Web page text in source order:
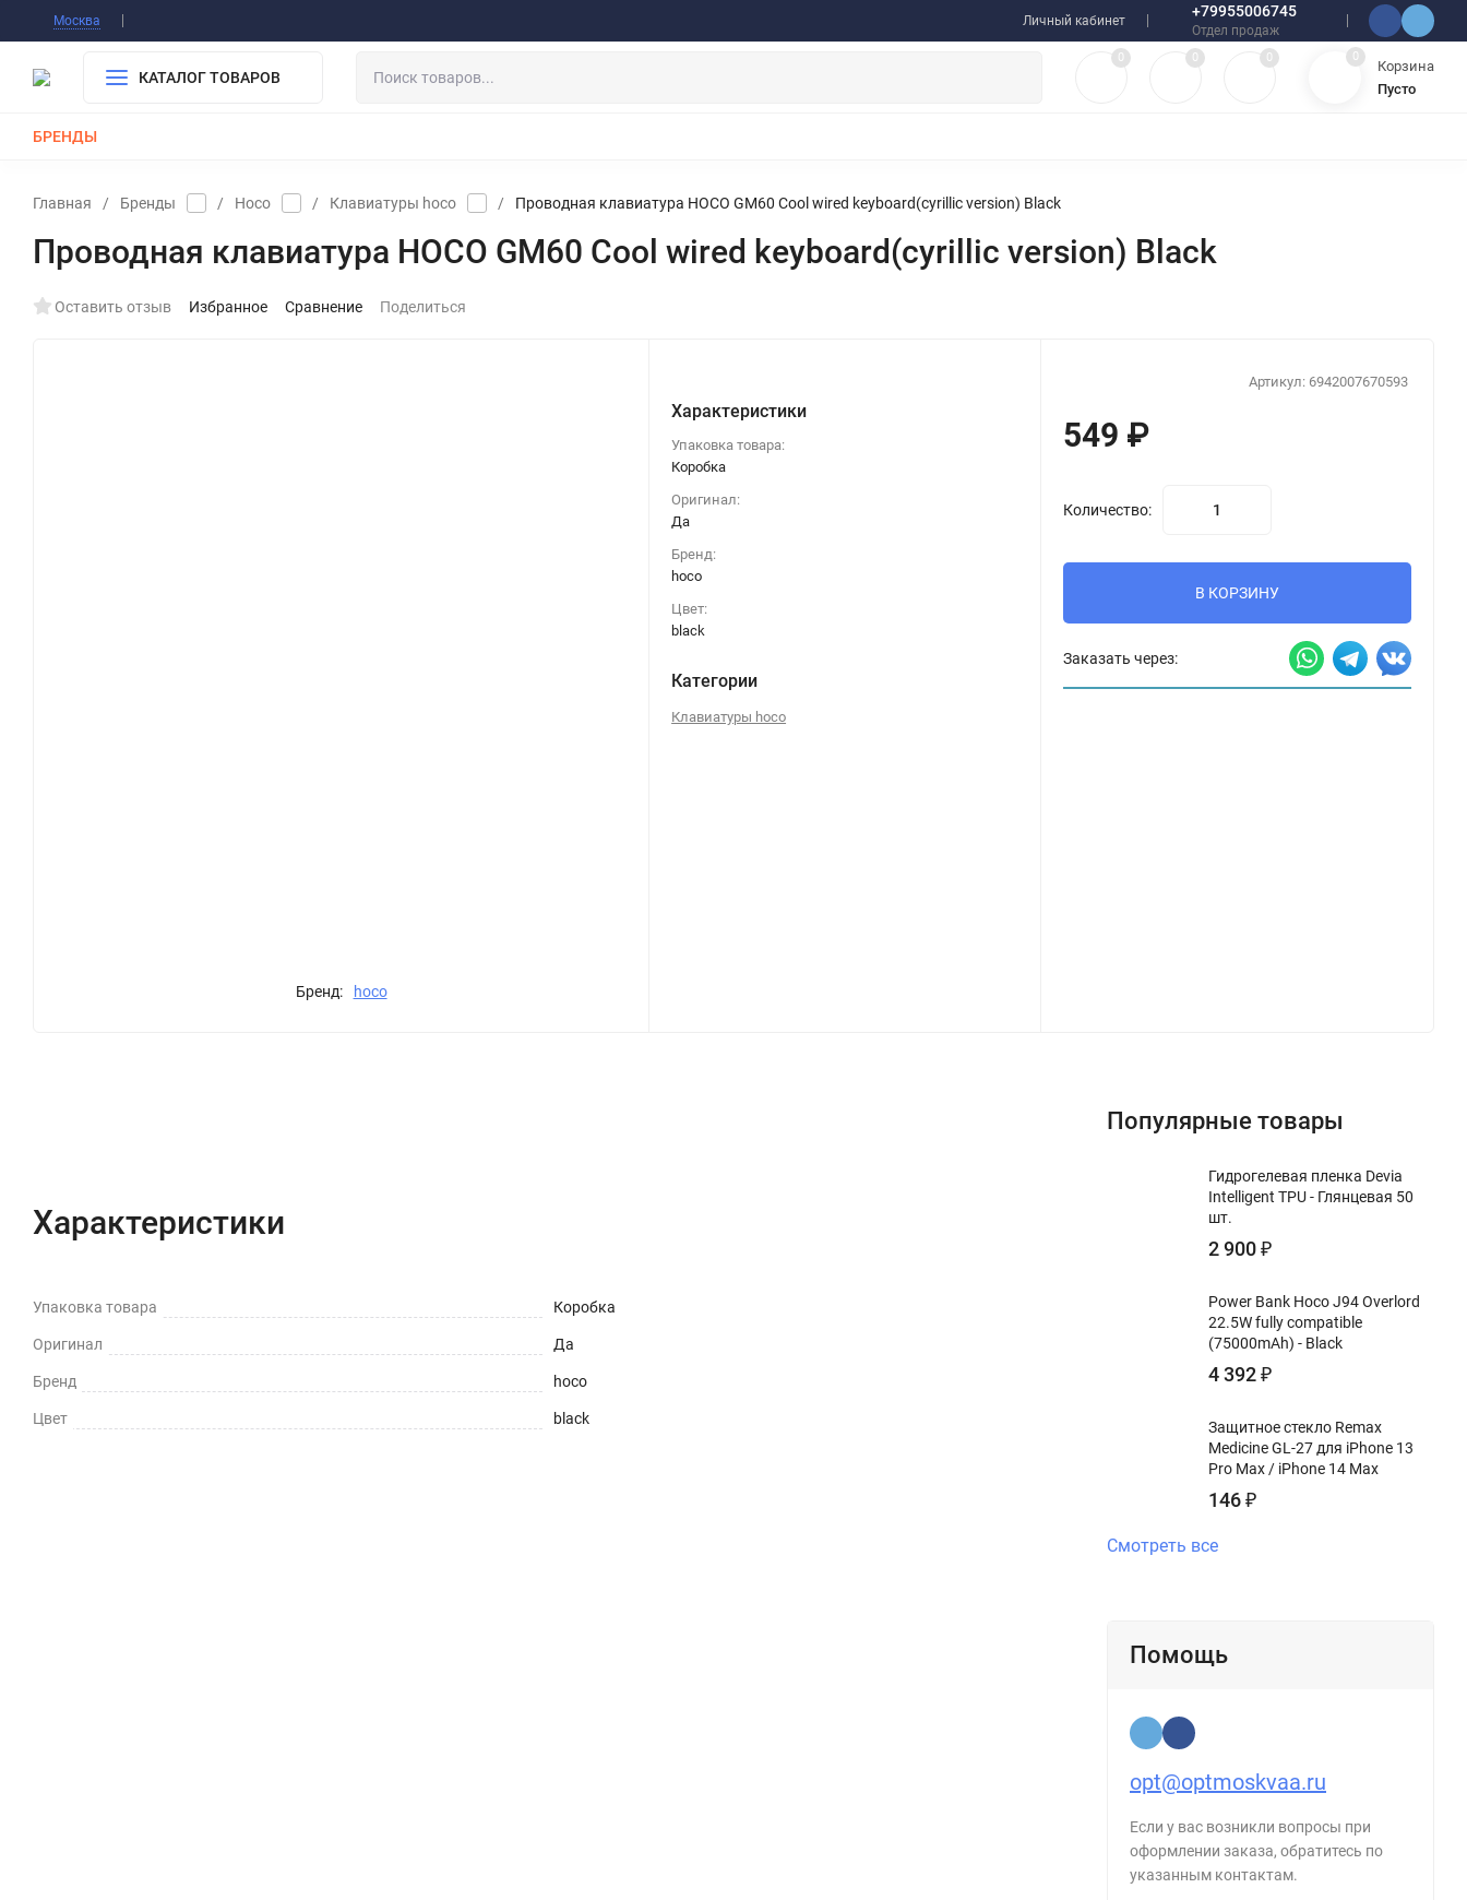
Москва Личный кабинет
+79955006745
Отдел продаж
КАТАЛОГ ТОВАРОВ
0 0 0 0
Корзина
Пусто
БРЕНДЫ
Главная / Бренды / Hoco / Клавиатуры hoco / Проводная клавиатура HOCO GM60 Cool wired keyboard(cyrillic version) Black
Проводная клавиатура HOCO GM60 Cool wired keyboard(cyrillic version) Black
Оставить отзыв Избранное Сравнение Поделиться
Бренд: hoco
Характеристики
Упаковка товара:
Коробка
Оригинал:
Да
Бренд:
hoco
Цвет:
black
Категории
Клавиатуры hoco
Артикул: 6942007670593
549 ₽
Количество:
В КОРЗИНУ
Заказать через:
Характеристики
Упаковка товара Коробка
Оригинал Да
Бренд hoco
Цвет black
Популярные товары
Гидрогелевая пленка Devia
Intelligent TPU - Глянцевая 50
шт.
2 900₽
Power Bank Hoco J94 Overlord
22.5W fully compatible
(75000mAh) - Black
4 392₽
Защитное стекло Remax
Medicine GL-27 для iPhone 13
Pro Max / iPhone 14 Max
146₽
Смотреть все
Помощь
opt@optmoskvaa.ru
Если у вас возникли вопросы при
оформлении заказа, обратитесь по
указанным контактам.